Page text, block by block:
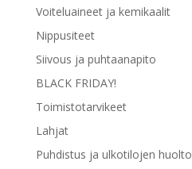
Voiteluaineet ja kemikaalit
Nippusiteet
Siivous ja puhtaanapito
BLACK FRIDAY!
Toimistotarvikeet
Lahjat
Puhdistus ja ulkotilojen huolto